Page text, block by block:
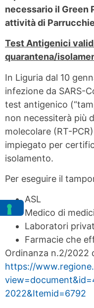
necessario il Green
attività di
Test Antigenici
quarantena/
In Liguria dal 10
infezione da SARS-
test antigenico
non necessiterà più
molecolare (RT-
impiegato per
isolamento.
Per eseguire il
ASL
Medico di
Laboratori
Farmacie che
Ordinanza n.2/2022
https://
2022&Itemid=6792